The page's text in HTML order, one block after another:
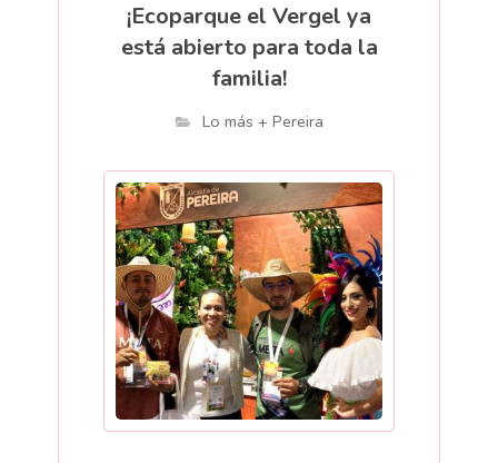
¡Ecoparque el Vergel ya
está abierto para toda la
familia!
Lo más + Pereira